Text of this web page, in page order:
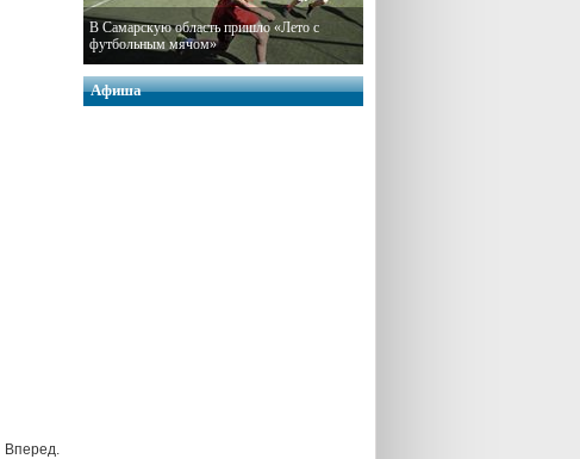
Вперед.
В Самарскую область пришло «Лето с
футбольным мячом»
Афиша